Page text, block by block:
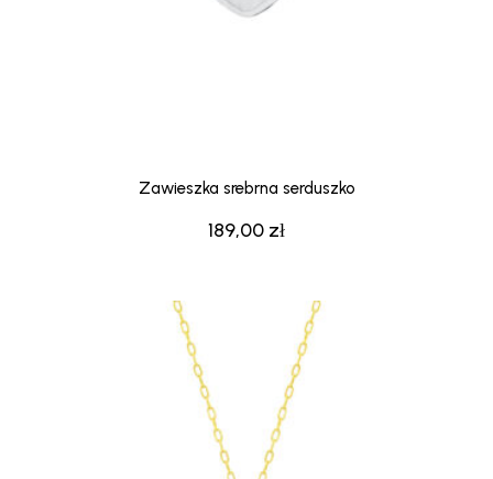
189,00 zł
Zawieszka srebrna serduszko